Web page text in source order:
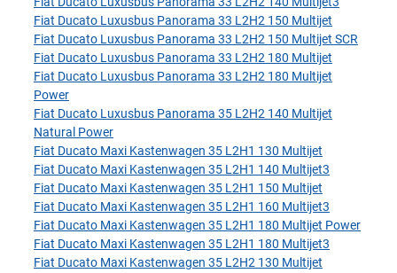
Fiat Ducato Luxusbus Panorama 33 L2H2 150 Multijet
Fiat Ducato Luxusbus Panorama 33 L2H2 150 Multijet SCR
Fiat Ducato Luxusbus Panorama 33 L2H2 180 Multijet
Fiat Ducato Luxusbus Panorama 33 L2H2 180 Multijet
Power
Fiat Ducato Luxusbus Panorama 35 L2H2 140 Multijet
Natural Power
Fiat Ducato Maxi Kastenwagen 35 L2H1 130 Multijet
Fiat Ducato Maxi Kastenwagen 35 L2H1 140 Multijet3
Fiat Ducato Maxi Kastenwagen 35 L2H1 150 Multijet
Fiat Ducato Maxi Kastenwagen 35 L2H1 160 Multijet3
Fiat Ducato Maxi Kastenwagen 35 L2H1 180 Multijet Power
Fiat Ducato Maxi Kastenwagen 35 L2H1 180 Multijet3
Fiat Ducato Maxi Kastenwagen 35 L2H2 130 Multijet